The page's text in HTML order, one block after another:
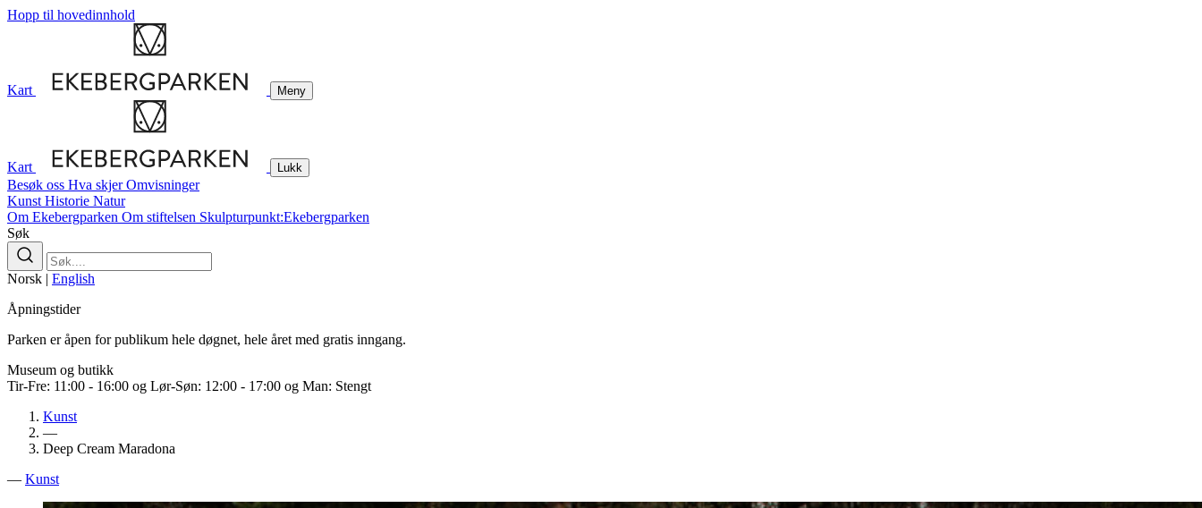
Hopp til hovedinnhold
Kart Meny
Kart Lukk
Besøk oss Hva skjerOmvisninger
Kunst Historie Natur
Om Ekebergparken Om stiftelsen Skulpturpunkt:Ekebergparken
Søk
Norsk | English
Åpningstider
Parken er åpen for publikum hele døgnet, hele året med gratis inngang.
Museum og butikk
Tir-Fre: 11:00 - 16:00 og Lør-Søn: 12:00 - 17:00 og Man: Stengt
Kunst
—
Deep Cream Maradona
— Kunst